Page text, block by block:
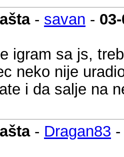
- savan -
igram sa js,
neko nije
i da salje na
- Dragan83